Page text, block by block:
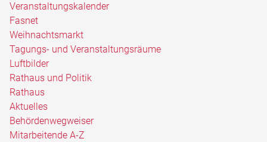
Veranstaltungskalender
Fasnet
Weihnachtsmarkt
Tagungs- und Veranstaltungsräume
Luftbilder
Rathaus und Politik
Rathaus
Aktuelles
Behördenwegweiser
Mitarbeitende A-Z